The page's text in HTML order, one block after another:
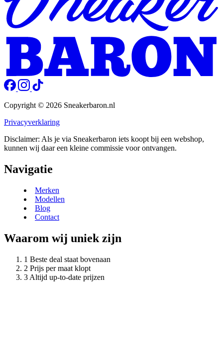
Copyright © 2026 Sneakerbaron.nl
Privacyverklaring
Disclaimer: Als je via Sneakerbaron iets koopt bij een webshop,
kunnen wij daar een kleine commissie voor ontvangen.
Navigatie
Merken
Modellen
Blog
Contact
Waarom wij uniek zijn
Beste deal staat bovenaan
Prijs per maat klopt
Altijd up-to-date prijzen